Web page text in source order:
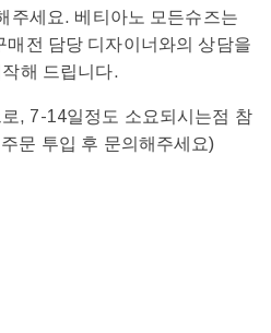
주세요. 베티아노 모든슈즈는
전 담당 디자이너와의 상담을
해 드립니다.
, 7-14일정도 소요되시는점 참
문 투입 후 문의해주세요)